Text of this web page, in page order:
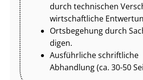
durch technischen
wirtschaftliche
Ortsbegehung durch
di­gen.
Ausführliche schriftliche
Abhandlung (ca. 30-50